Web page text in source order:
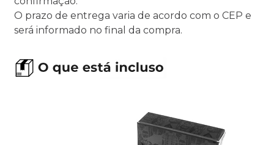
O prazo de entrega varia de acordo com o CEP e
será informado no final da compra.